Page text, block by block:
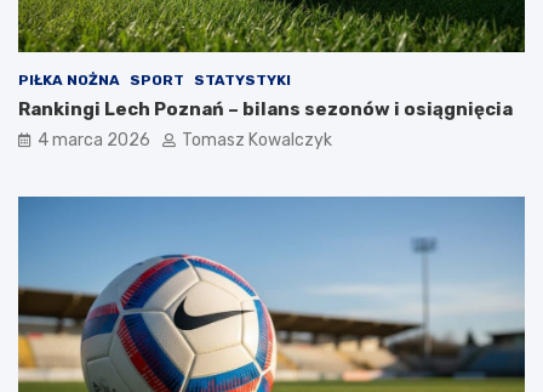
PIŁKA NOŻNA SPORT STATYSTYKI
Rankingi Lech Poznań – bilans sezonów i osiągnięcia
4 marca 2026 Tomasz Kowalczyk